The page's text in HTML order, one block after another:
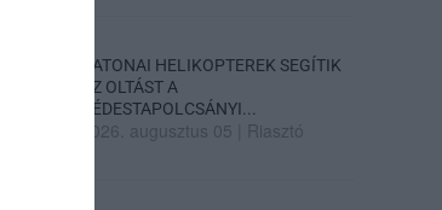
KATONAI HELIKOPTEREK SEGÍTIK
AZ OLTÁST A
DÉDESTAPOLCSÁNYI...
2026. augusztus 05 Riasztó